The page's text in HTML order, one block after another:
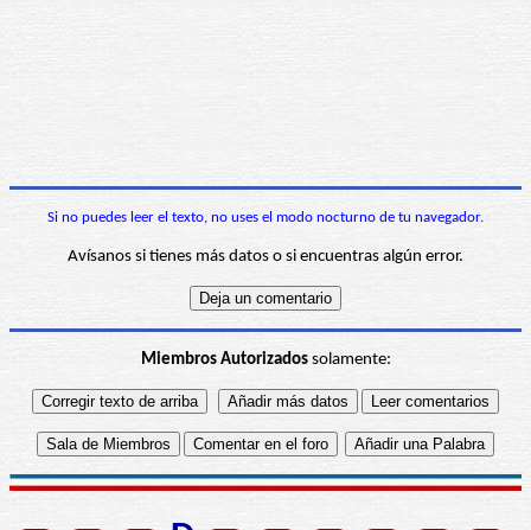
Si no puedes leer el texto, no uses el modo nocturno de tu navegador.
Avísanos si tienes más datos o si encuentras algún error.
Miembros Autorizadossolamente: